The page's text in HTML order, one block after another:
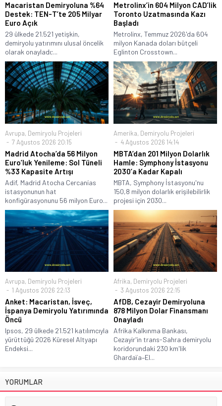
Macaristan Demiryoluna %64
Destek: TEN-T’te 205 Milyar
Euro Açık
29 ülkede 21.521 yetişkin,
demiryolu yatırımını ulusal öncelik
olarak onayladı;...
Metrolinx’in 604 Milyon CAD’lik
Toronto Uzatmasında Kazı
Başladı
Metrolinx, Temmuz 2026'da 604
milyon Kanada doları bütçeli
Eglinton Crosstown...
Avrupa, Demiryolu Projeleri
7 Ağustos 2026 20:15
Madrid Atocha’da 56 Milyon
Euro’luk Yenileme: Sol Tüneli
%33 Kapasite Artışı
Adif, Madrid Atocha Cercanías
istasyonunun hat
konfigürasyonunu 56 milyon Euro...
Amerika, Demiryolu Projeleri
4 Ağustos 2026 14:14
MBTA’dan 201 Milyon Dolarlık
Hamle: Symphony İstasyonu
2030’a Kadar Kapalı
MBTA, Symphony İstasyonu'nu
150,8 milyon dolarlık erişilebilirlik
projesi için 2030...
Avrupa, Demiryolu Projeleri
1 Ağustos 2026 22:13
Anket: Macaristan, İsveç,
İspanya Demiryolu Yatırımında
Öncü
Ipsos, 29 ülkede 21.521 katılımcıyla
yürüttüğü 2026 Küresel Altyapı
Endeksi...
Afrika, Demiryolu Projeleri
3 Ağustos 2026 22:15
AfDB, Cezayir Demiryoluna
878 Milyon Dolar Finansmanı
Onayladı
Afrika Kalkınma Bankası,
Cezayir'in trans-Sahra demiryolu
koridorundaki 230 km'lik
Ghardaïa–El...
YORUMLAR